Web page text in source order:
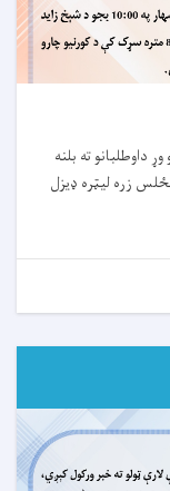
داوطلبانو ته بلنه
زره لیټره ډیزل